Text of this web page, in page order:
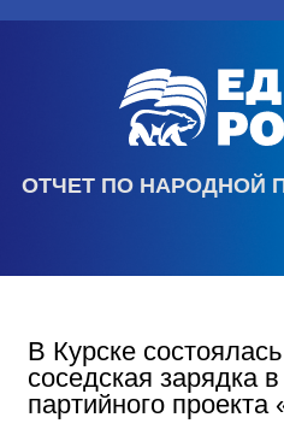
ОТЧЕТ ПО НАРОДНОЙ
В Курске
соседская зарядка
партийного